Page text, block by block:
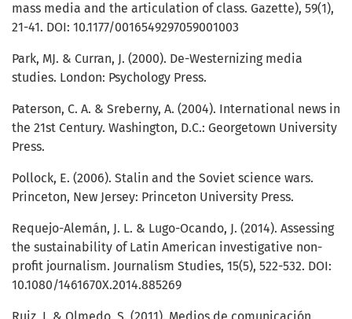
mass media and the articulation of class. Gazette), 59(1),
21-41. DOI: 10.1177/0016549297059001003
Park, MJ. & Curran, J. (2000). De-Westernizing media
studies. London: Psychology Press.
Paterson, C. A. & Sreberny, A. (2004). International news in
the 21st Century. Washington, D.C.: Georgetown University
Press.
Pollock, E. (2006). Stalin and the Soviet science wars.
Princeton, New Jersey: Princeton University Press.
Requejo-Alemán, J. L. & Lugo-Ocando, J. (2014). Assessing
the sustainability of Latin American investigative non-
profit journalism. Journalism Studies, 15(5), 522-532. DOI:
10.1080/1461670X.2014.885269